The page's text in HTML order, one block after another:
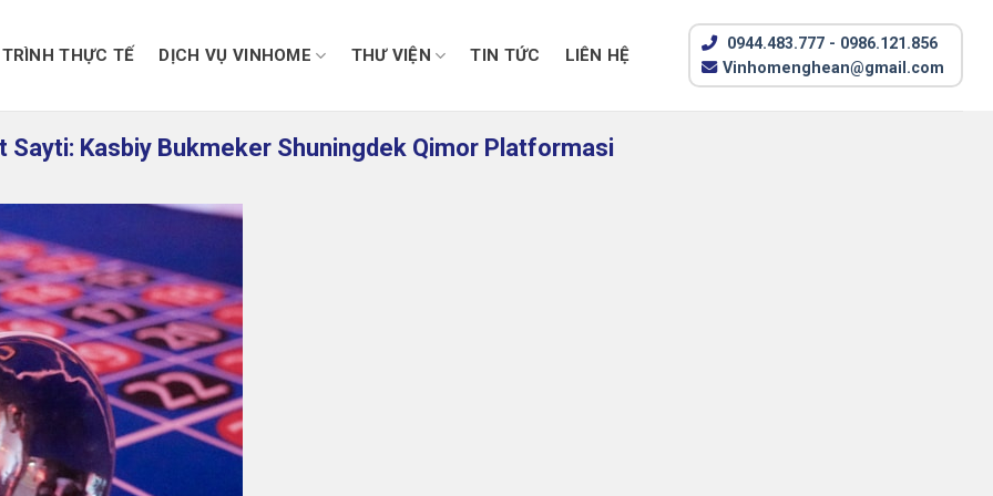
THỰC TẾ DỊCH VỤ VINHOME THƯ VIỆN TIN TỨC LIÊN HỆ
0944.483.777 - 0986.121.856
Vinhomenghean@gmail.com
Sayti: Kasbiy Bukmeker Shuningdek Qimor Platformasi